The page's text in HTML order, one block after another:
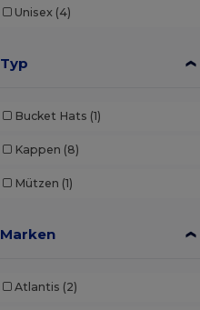
Unisex (4)
Typ
Bucket Hats (1)
Kappen (8)
Mützen (1)
Marken
Atlantis (2)